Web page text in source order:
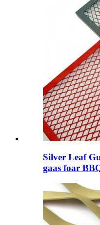
Silver Leaf
gaas foar